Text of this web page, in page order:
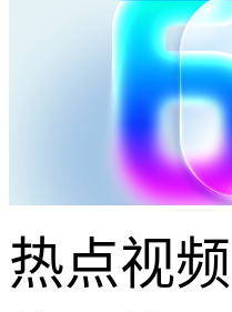
热点视频